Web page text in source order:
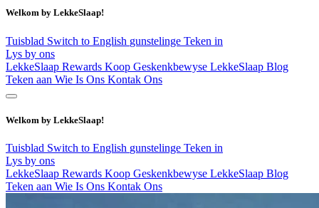
Welkom by LekkeSlaap!
Tuisblad Switch to English gunstelinge Teken in
Lys by ons
LekkeSlaap Rewards Koop Geskenkbewyse LekkeSlaap Blog
Teken aan Wie Is Ons Kontak Ons
Welkom by LekkeSlaap!
Tuisblad Switch to English gunstelinge Teken in
Lys by ons
LekkeSlaap Rewards Koop Geskenkbewyse LekkeSlaap Blog
Teken aan Wie Is Ons Kontak Ons